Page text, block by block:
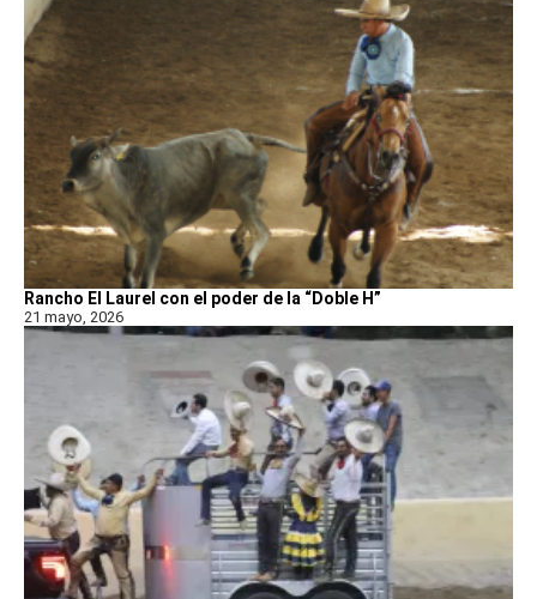
Rancho El Laurel con el poder de la “Doble H”
21 mayo, 2026